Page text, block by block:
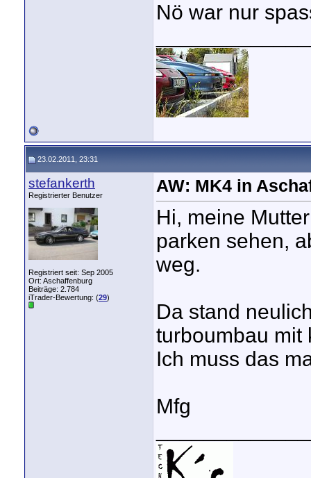
Nö war nur
23.02.2011, 23:31
stefankerth
Registrierter Benutzer
Registriert seit: Sep 2005
Ort: Aschaffenburg
Beiträge: 2.784
iTrader-Bewertung: (29)
AW: MK4 in
Hi, meine
parken sehen,
weg.
Da stand
turboumbau mit
Ich muss das
Mfg